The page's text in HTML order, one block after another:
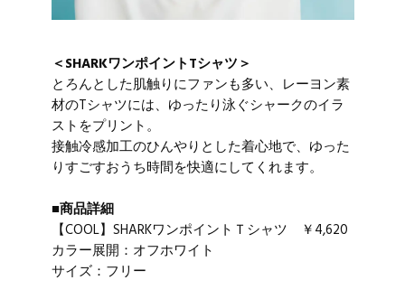
＜SHARKワンポイントTシャツ＞
とろんとした肌触りにファンも多い、レーヨン素
材のTシャツには、ゆったり泳ぐシャークのイラ
ストをプリント。
接触冷感加工のひんやりとした着心地で、ゆった
りすごすおうち時間を快適にしてくれます。
■商品詳細
【COOL】SHARKワンポイントＴシャツ ￥4,620
カラー展開：オフホワイト
サイズ：フリー